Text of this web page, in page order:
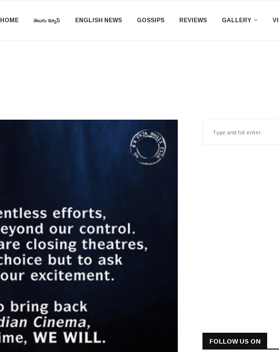
HOME తెలుగు న్యూస్ ENGLISH NEWS GOSSIPS REVIEWS GALLERY
FOLLOW US ON